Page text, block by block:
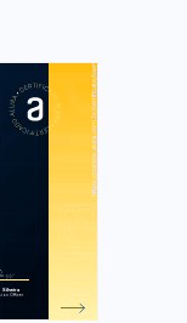
Silveira
Officer
https://cursos.alura.com.br/certificate/bae4f460-353f-4767-b6b6-d47a5405d7b9
LAS
no formulário
pelo formulário
do Android
do formulário